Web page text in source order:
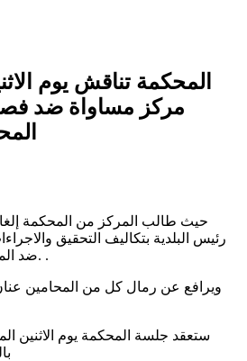
المحكمة تناقش يوم
مركز مساواة ضد
حيث طالب المركز من المحكمة
رئيس البلدية بتكاليف التحقيق
ضد المحامية وعضو البلدية رمّال. .
ويرافع عن رمال كل من المحامين